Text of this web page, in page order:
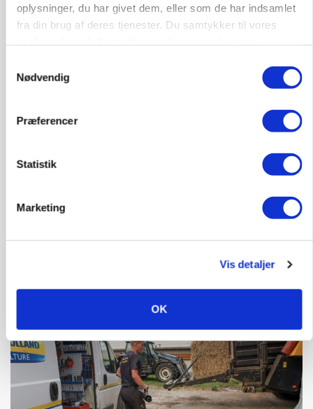
oplysninger, du har givet dem, eller som de har indsamlet
fra din brug af deres tjenester. Du samtykker til vores
Nødvendig
Præferencer
Statistik
Marketing
Vis detaljer
OK
Lave grisepriser og nye regler øger landbobanks
Det er en uskik at udlægge et røgslør om
HØST-TOUR